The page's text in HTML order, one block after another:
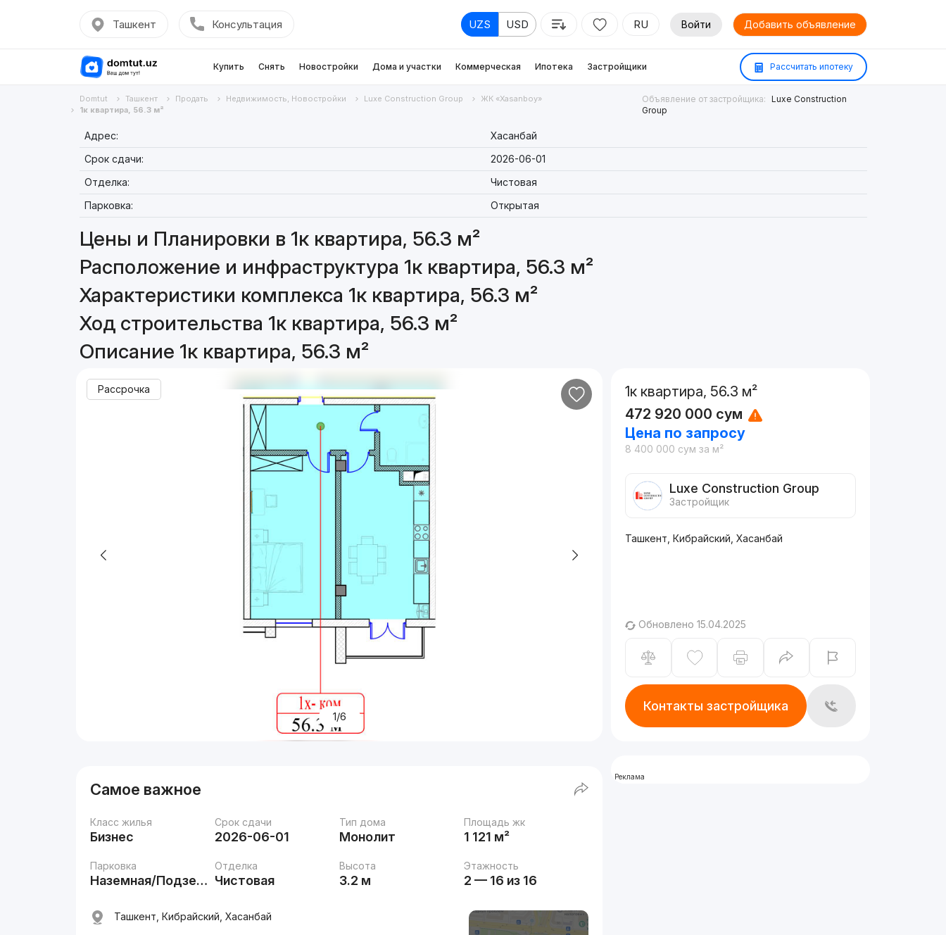
Ташкент Консультация UZS USD RU Войти Добавить объявление
Купить Снять Новостройки Дома и участки Коммерческая Ипотека Застройщики Рассчитать ипотеку
Domtut Ташкент Продать Недвижимость, Новостройки Luxe Construction Group
ЖК «Xasanboy»
1к квартира, 56.3 м²
Объявление от застройщика:
Luxe Construction
Group
Адрес:
Хасанбай
Срок сдачи:
2026-06-01
Отделка:
Чистовая
Парковка:
Открытая
Цены и Планировки в 1к квартира, 56.3 м²
Расположение и инфраструктура 1к квартира, 56.3 м²
Характеристики комплекса 1к квартира, 56.3 м²
Ход строительства 1к квартира, 56.3 м²
Описание 1к квартира, 56.3 м²
Рассрочка
1/6
Самое важное
Класс жилья
Бизнес
Срок сдачи
2026-06-01
Тип дома
Монолит
Площадь жк
1 121 м²
Парковка
Наземная/Подземная
Отделка
Чистовая
Высота
3.2 м
Этажность
2 — 16 из 16
Ташкент, Кибрайский, Хасанбай
1к квартира, 56.3 м²
472 920 000 сум
Цена по запросу
8 400 000 сум за м²
Luxe Construction Group
Застройщик
Ташкент, Кибрайский, Хасанбай
Обновлено 15.04.2025
Контакты застройщика
Реклама